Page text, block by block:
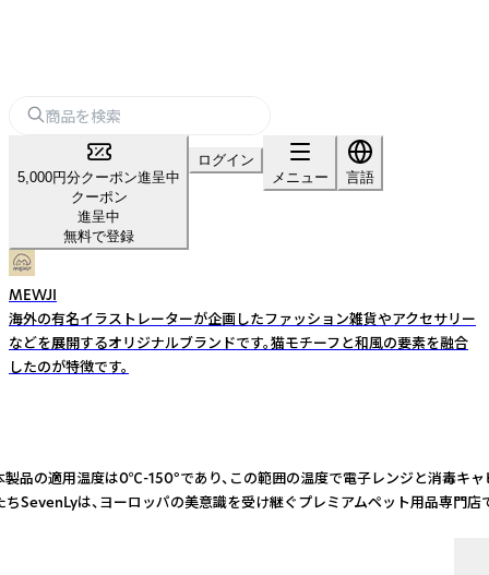
5,000円分クーポン進呈中
クーポン
進呈中
無料で登録
ログイン
メニュー
言語
MEWJI
海外の有名イラストレーターが企画したファッション雑貨やアクセサリー
などを展開するオリジナルブランドです。猫モチーフと和風の要素を融合
したのが特徴です。
度は0℃-150°であり、この範囲の温度で電子レンジと消毒キャ
は、ヨーロッパの美意識を受け継ぐプレミアムペット用